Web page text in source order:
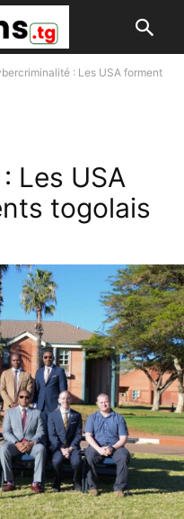
: Les USA forment
Les USA
togolais